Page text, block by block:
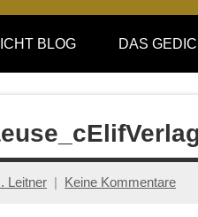
BLOG DAS
Leitner Keine Kommentare